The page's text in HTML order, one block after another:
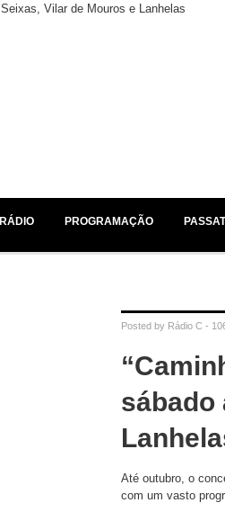
PROGRAMAÇÃO
Posted by Rádio C -
sábado
Até outubro, o
com um vasto